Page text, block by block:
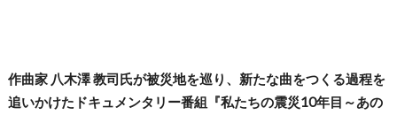
作曲家 八木澤 教司氏が被災地を巡り、新たな曲をつくる過程を
追いかけたドキュメンタリー番組『私たちの震災10年目～あの